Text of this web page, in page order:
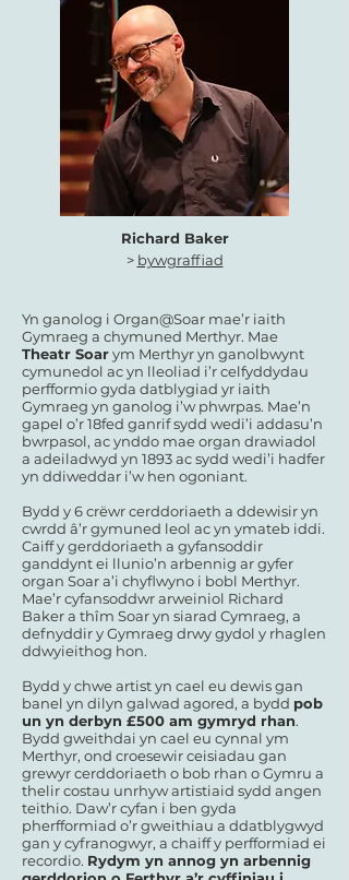
Richard Baker
> bywgraffiad
Yn ganolog i Organ@Soar mae’r iaith
Gymraeg a chymuned Merthyr. Mae
Theatr Soarym Merthyr yn ganolbwynt
cymunedol ac yn lleoliad i’r celfyddydau
perfformio gyda datblygiad yr iaith
Gymraeg yn ganolog i’w phwrpas. Mae’n
gapel o’r 18fed ganrif sydd wedi’i addasu’n
bwrpasol, ac ynddo mae organ drawiadol
a adeiladwyd yn 1893 ac sydd wedi’i hadfer
yn ddiweddar i’w hen ogoniant.
Bydd y 6 crëwr cerddoriaeth a ddewisir yn
cwrdd â’r gymuned leol ac yn ymateb iddi.
Caiff y gerddoriaeth a gyfansoddir
ganddynt ei llunio’n arbennig ar gyfer
organ Soar a’i chyflwyno i bobl Merthyr.
Mae’r cyfansoddwr arweiniol Richard
Baker a thîm Soar yn siarad Cymraeg, a
defnyddir y Gymraeg drwy gydol y rhaglen
ddwyieithog hon.
Bydd y chwe artist yn cael eu dewis gan
banel yn dilyn galwad agored, a bydd pob
un yn derbyn £500 am gymryd rhan.
Bydd gweithdai yn cael eu cynnal ym
Merthyr, ond croesewir ceisiadau gan
grewyr cerddoriaeth o bob rhan o Gymru a
thelir costau unrhyw artistiaid sydd angen
teithio. Daw’r cyfan i ben gyda
pherfformiad o’r gweithiau a ddatblygwyd
gan y cyfranogwyr, a chaiff y perfformiad ei
recordio. Rydym yn annog yn arbennig